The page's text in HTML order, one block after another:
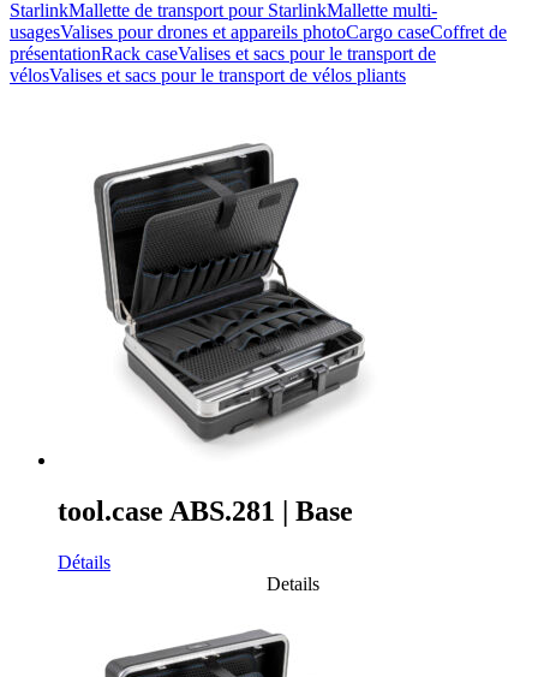
StarlinkMallette de transport pour StarlinkMallette multi-
usagesValises pour drones et appareils photoCargo caseCoffret de
présentationRack caseValises et sacs pour le transport de
vélosValises et sacs pour le transport de vélos pliants
tool.case ABS.281 | Base
Détails
Details